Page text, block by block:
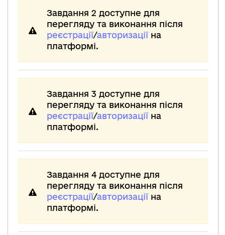
Завдання 2 доступне для
перегляду та виконання після
реєстрації/авторизаціїна
платформі.
Завдання 3 доступне для
перегляду та виконання після
реєстрації/авторизаціїна
платформі.
Завдання 4 доступне для
перегляду та виконання після
реєстрації/авторизаціїна
платформі.